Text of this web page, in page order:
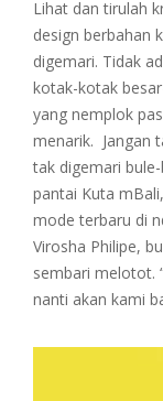
Lihat dan tirulah
design berbahan
digemari. Tidak
kotak-kotak
yang nemplok
menarik. Jangan
tak digemari
pantai Kuta
mode terbaru di
Virosha Philipe,
sembari melotot.
nanti akan kami